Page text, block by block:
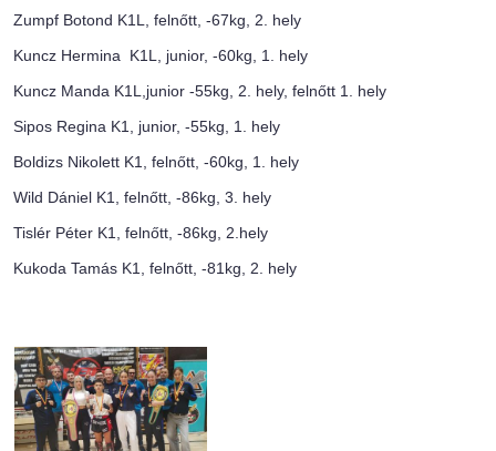
Zumpf Botond K1L, felnőtt, -67kg, 2. hely
Kuncz Hermina K1L, junior, -60kg, 1. hely
Kuncz Manda K1L,junior -55kg, 2. hely, felnőtt 1. hely
Sipos Regina K1, junior, -55kg, 1. hely
Boldizs Nikolett K1, felnőtt, -60kg, 1. hely
Wild Dániel K1, felnőtt, -86kg, 3. hely
Tislér Péter K1, felnőtt, -86kg, 2.hely
Kukoda Tamás K1, felnőtt, -81kg, 2. hely